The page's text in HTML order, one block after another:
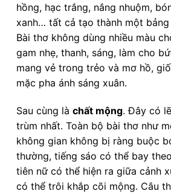
hồng, hạc trắng, nắng nhuộm,
xanh… tất cả tạo thành một
Bài thơ không dùng nhiều màu
gam nhẹ, thanh, sáng, làm cho
mang vẻ trong trẻo và mơ hồ,
mặc pha ánh sáng xuân.
Sau cùng là chất mộng. Đây có
trùm nhất. Toàn bộ bài thơ như
không gian không bị ràng buộc
thường, tiếng sáo có thể bay
tiên nữ có thể hiện ra giữa cảnh
có thể trôi khắp cõi mộng. Câu